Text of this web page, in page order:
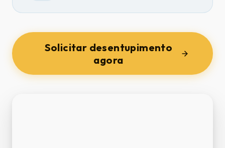
Solicitar desentupimento
agora